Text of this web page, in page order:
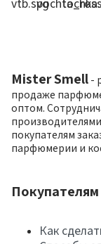
Mister Smell -
продаже
оптом.
покупателям
парфюмерии и
Покупателям
Как